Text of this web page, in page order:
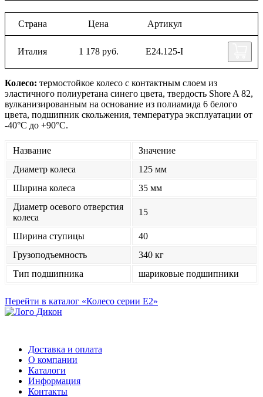
Колесо: термостойкое колесо с контактным слоем из
эластичного полиуретана синего цвета, твердость Shore A 82,
вулканизированным на основание из полиамида 6 белого
цвета, подшипник скольжения, температура эксплуатации от
-40°С до +90°С.
Название
Значение
Диаметр колеса
125 мм
Ширина колеса
35 мм
Диаметр осевого отверстия
колеса
15
Ширина ступицы
40
Грузоподъемность
340 кг
Тип подшипника
шариковые подшипники
Страна Цена Артикул
Италия 1 178 руб. Е24.125-I
Перейти в каталог «Колесо серии Е2»
Доставка и оплата
О компании
Каталоги
Информация
Контакты